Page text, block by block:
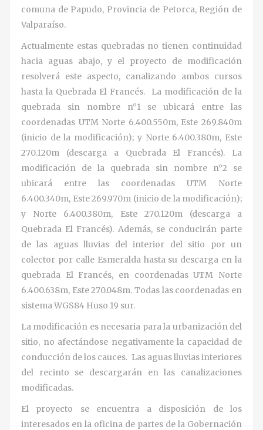
comuna de Papudo, Provincia de Petorca, Región de
Valparaíso.
Actualmente estas quebradas no tienen continuidad
hacia aguas abajo, y el proyecto de modificación
resolverá este aspecto, canalizando ambos cursos
hasta la Quebrada El Francés. La modificación de la
quebrada sin nombre n°1 se ubicará entre las
coordenadas UTM Norte 6.400.550m, Este 269.840m
(inicio de la modificación); y Norte 6.400.380m, Este
270.120m (descarga a Quebrada El Francés). La
modificación de la quebrada sin nombre n°2 se
ubicará entre las coordenadas UTM Norte
6.400.340m, Este 269.970m (inicio de la modificación);
y Norte 6.400.380m, Este 270.120m (descarga a
Quebrada El Francés). Además, se conducirán parte
de las aguas lluvias del interior del sitio por un
colector por calle Esmeralda hasta su descarga en la
quebrada El Francés, en coordenadas UTM Norte
6.400.638m, Este 270.048m. Todas las coordenadas en
sistema WGS84 Huso 19 sur.
La modificación es necesaria para la urbanización del
sitio, no afectándose negativamente la capacidad de
conducción de los cauces. Las aguas lluvias interiores
del recinto se descargarán en las canalizaciones
modificadas.
El proyecto se encuentra a disposición de los
interesados en la oficina de partes de la Gobernación